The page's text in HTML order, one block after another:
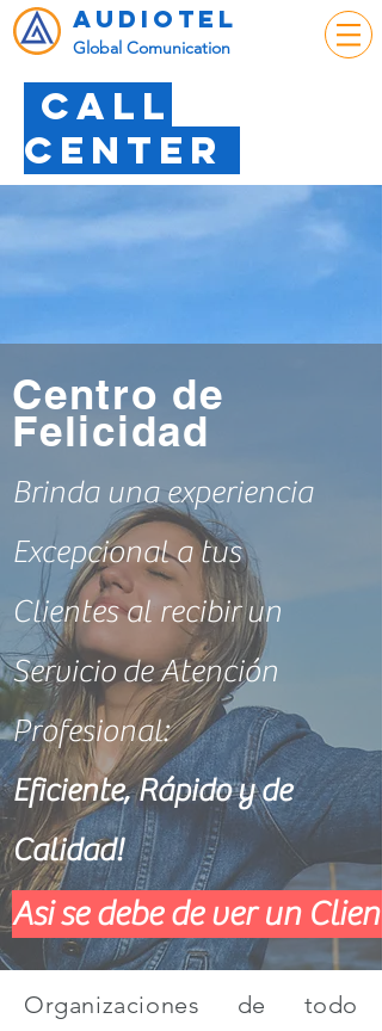
audiotel
Global Comunication
call
cENTER
Centro de
Felicidad
Brinda una experiencia
Excepcional a tus
Clientes al recibir un
Servicio de Atención
Profesional:
Eficiente, Rápido y de
Calidad!
Asi se debe de ver un
Organizaciones de todo